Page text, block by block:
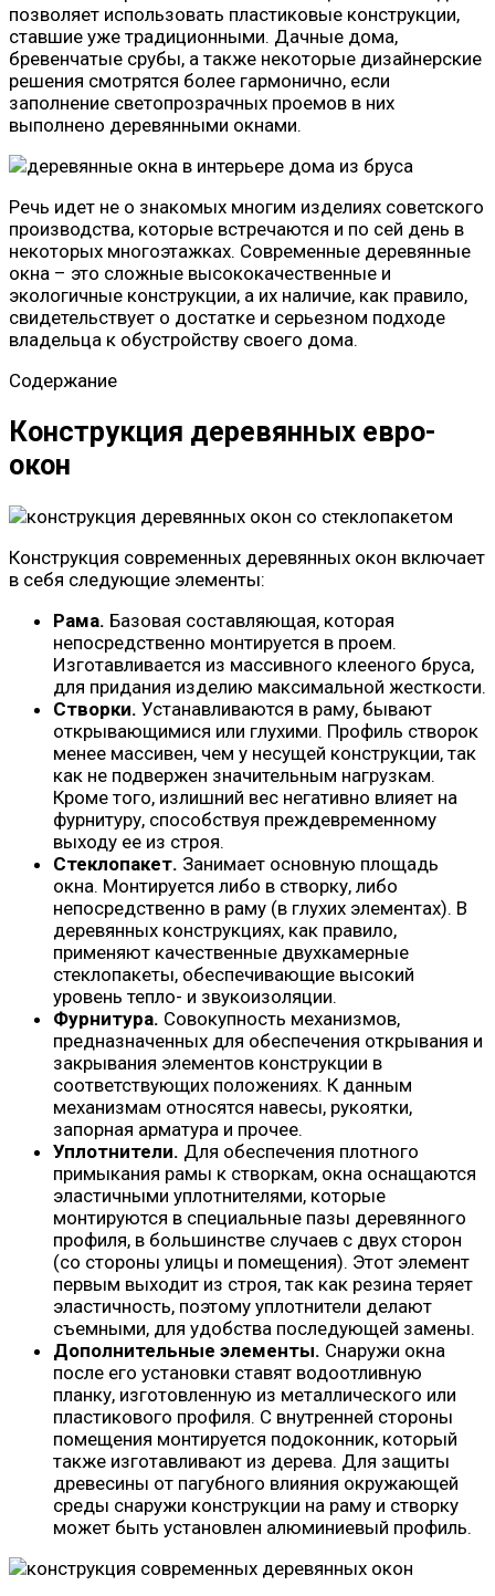
позволяет использовать пластиковые конструкции,
ставшие уже традиционными. Дачные дома,
бревенчатые срубы, а также некоторые дизайнерские
решения смотрятся более гармонично, если
заполнение светопрозрачных проемов в них
выполнено деревянными окнами.
Речь идет не о знакомых многим изделиях советского
производства, которые встречаются и по сей день в
некоторых многоэтажках. Современные деревянные
окна – это сложные высококачественные и
экологичные конструкции, а их наличие, как правило,
свидетельствует о достатке и серьезном подходе
владельца к обустройству своего дома.
Содержание
Конструкция деревянных евро-
окон
Конструкция современных деревянных окон включает
в себя следующие элементы:
Рама. Базовая составляющая, которая
непосредственно монтируется в проем.
Изготавливается из массивного клееного бруса,
для придания изделию максимальной жесткости.
Створки. Устанавливаются в раму, бывают
открывающимися или глухими. Профиль створок
менее массивен, чем у несущей конструкции, так
как не подвержен значительным нагрузкам.
Кроме того, излишний вес негативно влияет на
фурнитуру, способствуя преждевременному
выходу ее из строя.
Стеклопакет. Занимает основную площадь
окна. Монтируется либо в створку, либо
непосредственно в раму (в глухих элементах). В
деревянных конструкциях, как правило,
применяют качественные двухкамерные
стеклопакеты, обеспечивающие высокий
уровень тепло- и звукоизоляции.
Фурнитура. Совокупность механизмов,
предназначенных для обеспечения открывания и
закрывания элементов конструкции в
соответствующих положениях. К данным
механизмам относятся навесы, рукоятки,
запорная арматура и прочее.
Уплотнители. Для обеспечения плотного
примыкания рамы к створкам, окна оснащаются
эластичными уплотнителями, которые
монтируются в специальные пазы деревянного
профиля, в большинстве случаев с двух сторон
(со стороны улицы и помещения). Этот элемент
первым выходит из строя, так как резина теряет
эластичность, поэтому уплотнители делают
съемными, для удобства последующей замены.
Дополнительные элементы. Снаружи окна
после его установки ставят водоотливную
планку, изготовленную из металлического или
пластикового профиля. С внутренней стороны
помещения монтируется подоконник, который
также изготавливают из дерева. Для защиты
древесины от пагубного влияния окружающей
среды снаружи конструкции на раму и створку
может быть установлен алюминиевый профиль.